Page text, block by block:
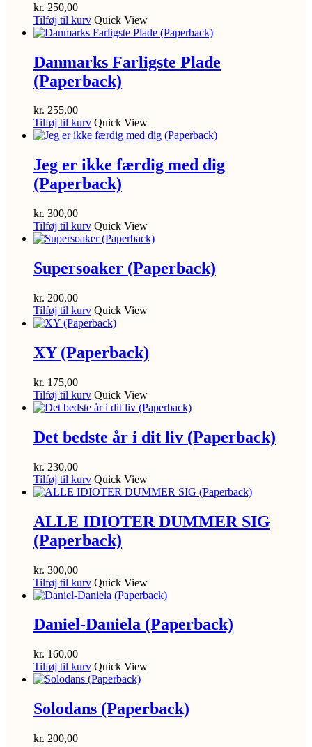
kr. 250,00
Tilføj til kurv Quick View
Danmarks Farligste Plade
(Paperback)
kr. 255,00
Tilføj til kurv Quick View
Jeg er ikke færdig med dig
(Paperback)
kr. 300,00
Tilføj til kurv Quick View
Supersoaker (Paperback)
kr. 200,00
Tilføj til kurv Quick View
XY (Paperback)
kr. 175,00
Tilføj til kurv Quick View
Det bedste år i dit liv (Paperback)
kr. 230,00
Tilføj til kurv Quick View
ALLE IDIOTER DUMMER SIG
(Paperback)
kr. 300,00
Tilføj til kurv Quick View
Daniel-Daniela (Paperback)
kr. 160,00
Tilføj til kurv Quick View
Solodans (Paperback)
kr. 200,00